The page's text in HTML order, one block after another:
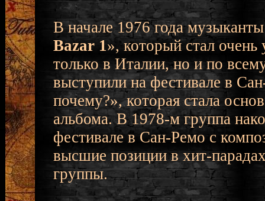
В начале 1976 года
Bazar 1», который стал
только в Италии, но и по
выступили на фестивале в
почему?», которая стала
альбома. В 1978-м группа
фестивале в Сан-Ремо с
высшие позиции в хит-
группы.